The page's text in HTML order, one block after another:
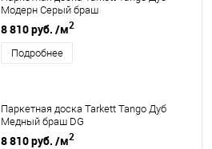
Модерн Серый браш
8 810 руб. /м2
Подробнее
Паркетная доска Tarkett Tango Дуб
Медный браш DG
8 810 руб. /м2